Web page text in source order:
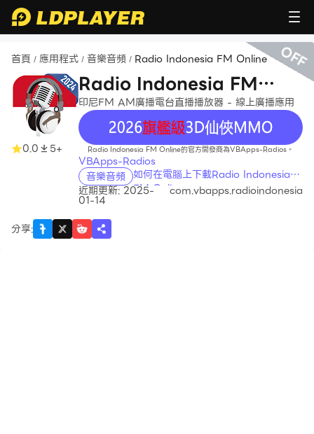
首頁 / 應用程式 / 音樂音頻 / Radio Indonesia FM Online
0.0 5+
Radio Indonesia FM
Online
印尼FM AM廣播電台直播播放器 - 線上廣播應用
recommend
Radio Indonesia FM Online的官方開發商為VBApps-Radios。
VBApps-Radios
音樂音頻 如何在電腦上下載Radio Indonesia
FM Online
近期更新: 2025-
01-14
com.vbapps.radioindonesia
分享:
OFF